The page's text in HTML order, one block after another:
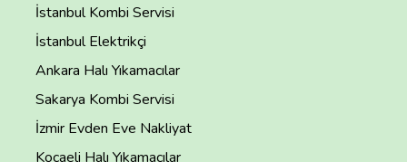
İstanbul Kombi Servisi
İstanbul Elektrikçi
Ankara Halı Yıkamacılar
Sakarya Kombi Servisi
İzmir Evden Eve Nakliyat
Kocaeli Halı Yıkamacılar